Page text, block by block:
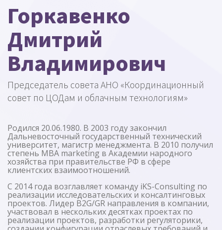
Горкавенко
Дмитрий
Владимирович
Председатель совета АНО «Координационный
совет по ЦОДам и облачным технологиям»
Родился 20.06.1980. В 2003 году закончил
Дальневосточный государственный технический
университет, магистр менеджмента. В 2010 получил
степень MBA marketing в Академии народного
хозяйства при правительстве РФ в сфере
клиентских взаимоотношений.
С 2014 года возглавляет команду iKS-Consulting по
реализации исследовательских и консалтинговых
проектов. Лидер B2G/GR направления в компании,
участвовал в нескольких десятках проектах по
реализации проектов, разработки регуляторики,